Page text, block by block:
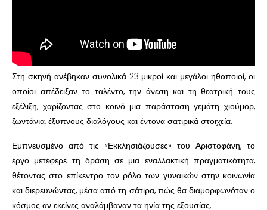
Στη σκηνή ανέβηκαν συνολικά 23 μικροί και μεγάλοι ηθοποιοί, οι
οποίοι απέδειξαν το ταλέντο, την άνεση και τη θεατρική τους
εξέλιξη, χαρίζοντας στο κοινό μια παράσταση γεμάτη χιούμορ,
ζωντάνια, έξυπνους διαλόγους και έντονα σατιρικά στοιχεία.
Εμπνευσμένο από τις «Εκκλησιάζουσες» του Αριστοφάνη, το
έργο μετέφερε τη δράση σε μια εναλλακτική πραγματικότητα,
θέτοντας στο επίκεντρο τον ρόλο των γυναικών στην κοινωνία
και διερευνώντας, μέσα από τη σάτιρα, πώς θα διαμορφωνόταν ο
κόσμος αν εκείνες αναλάμβαναν τα ηνία της εξουσίας.